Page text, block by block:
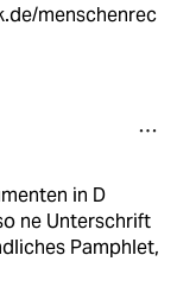
menschenrec
in D
ne Unterschrift
Pamphlet,